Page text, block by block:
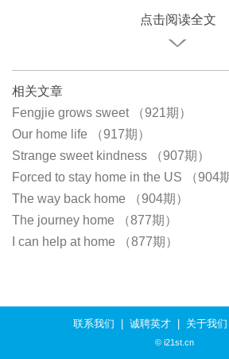
点击阅读全文
相关文章
Fengjie grows sweet （921期）
Our home life （917期）
Strange sweet kindness （907期）
Forced to stay home in the US （904期
The way back home （904期）
The journey home （877期）
I can help at home （877期）
联系我们 诚聘英才| 关于我们
© i21st.cn